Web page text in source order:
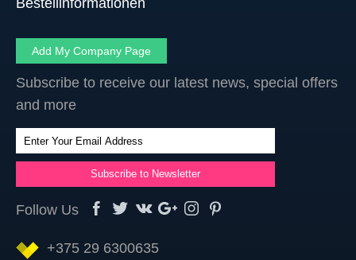
Bestellinformationen
Add My Company Page
Subscribe to receive our latest news, special offers
and more
Follow Us
+375 29 6300635